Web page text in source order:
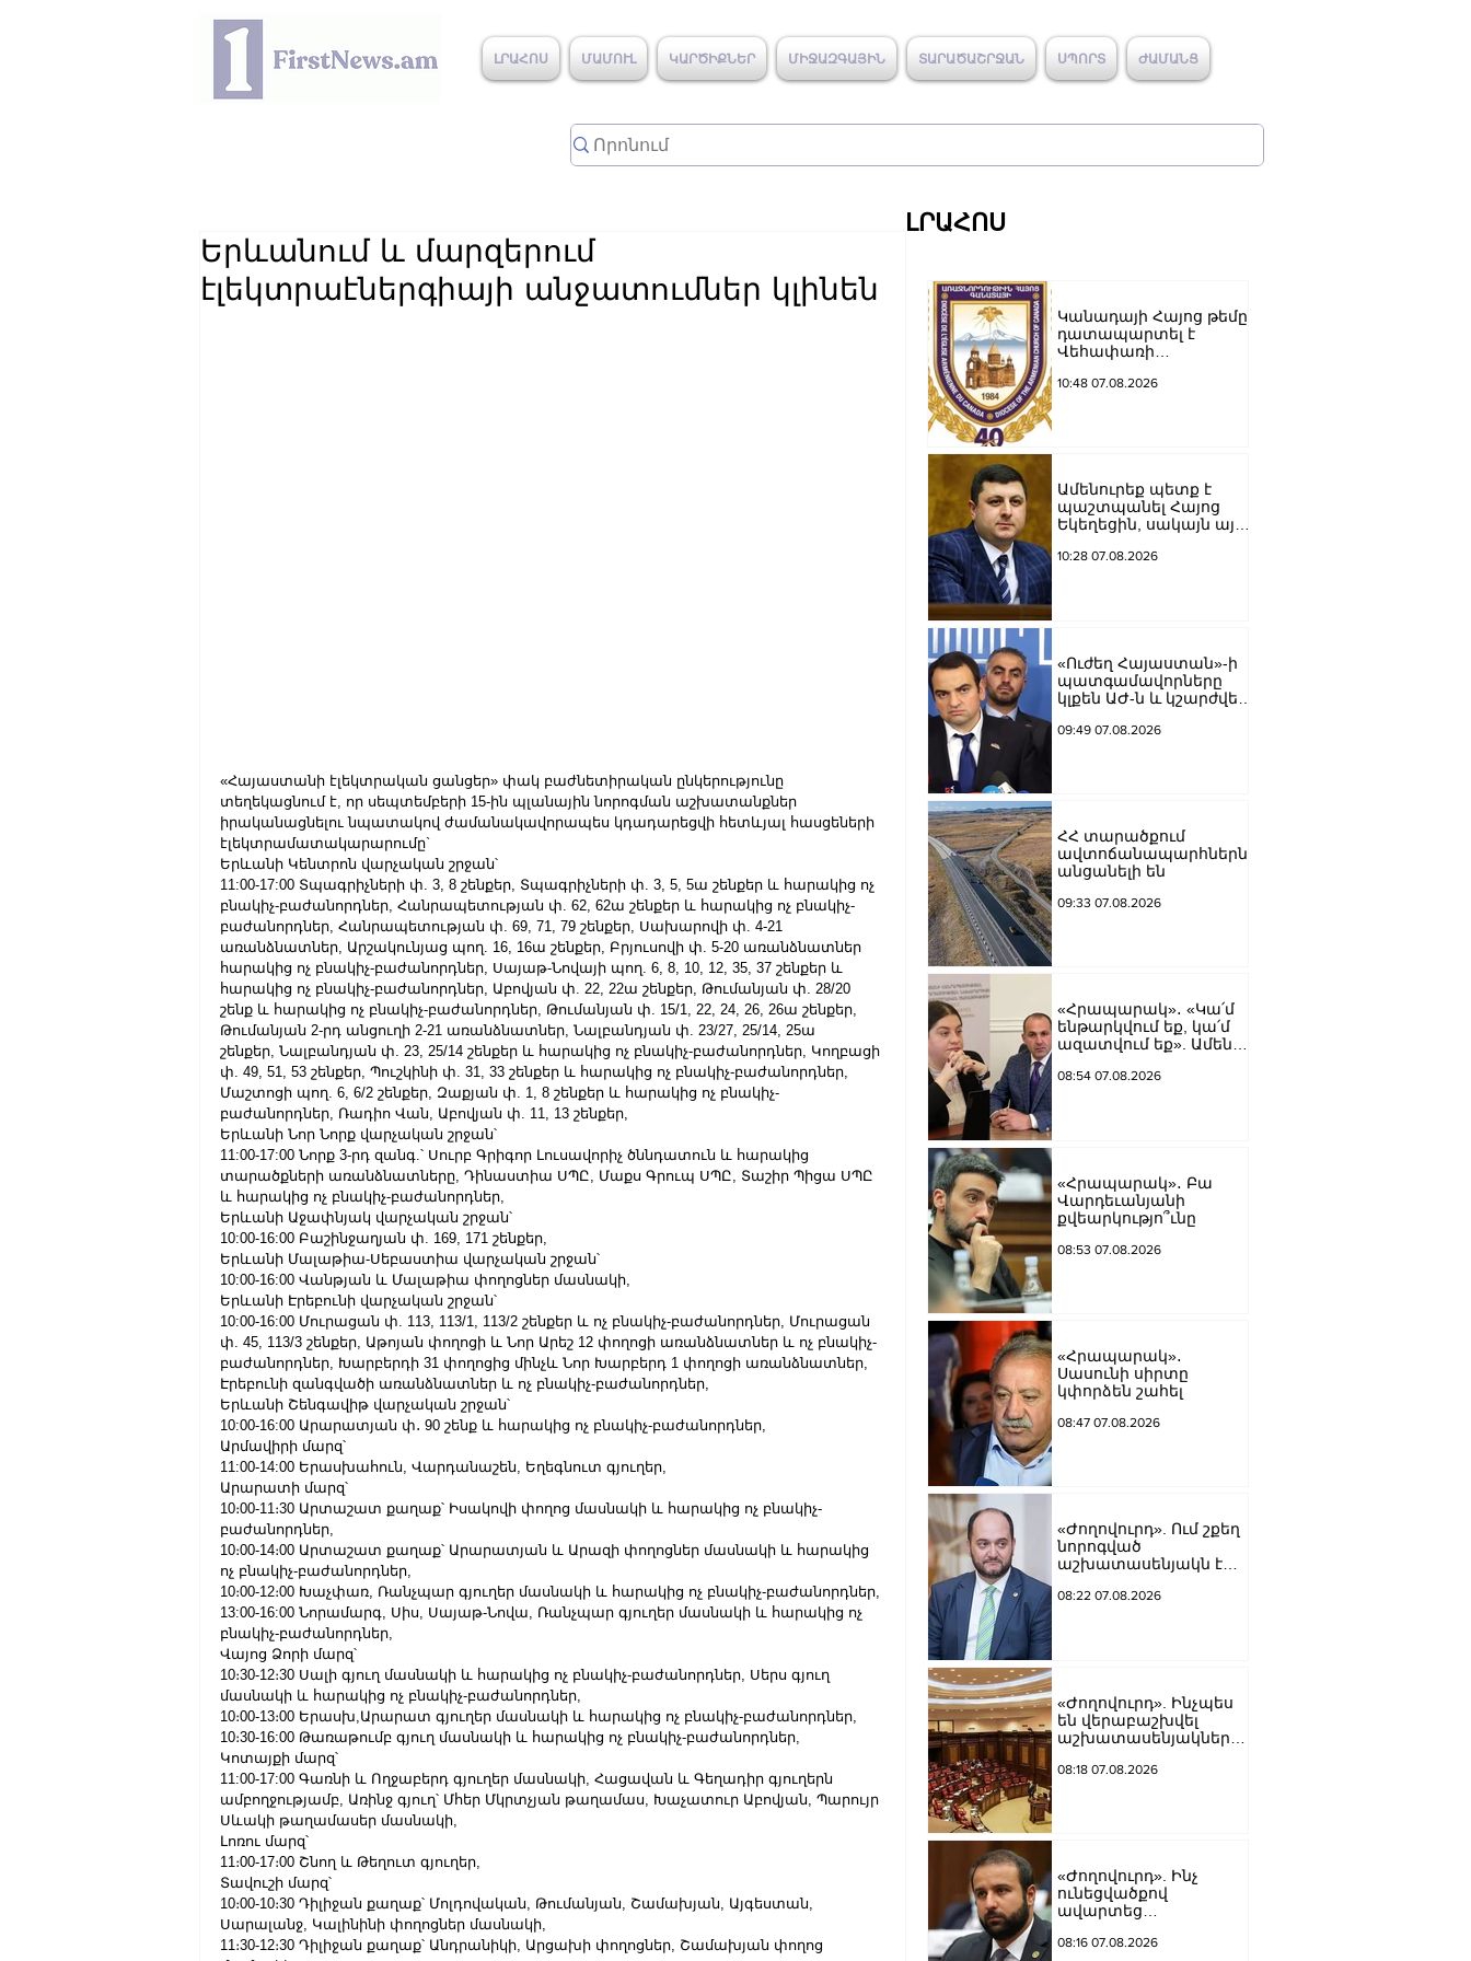
ԼՐԱՀՈՍ ՄԱՄՈՒԼ ԿԱՐԾԻՔՆԵՐ ՄԻՋԱԶԳԱՅԻՆ ՏԱՐԱԾԱՇՐՋԱՆ ՍՊՈՐՏ ԺԱՄԱՆՑ
Երևանում և մարզերում
էլեկտրաէներգիայի անջատումներ կլինեն
«Հայաստանի էլեկտրական ցանցեր» փակ բաժնետիրական ընկերությունը
տեղեկացնում է, որ սեպտեմբերի 15-ին պլանային նորոգման աշխատանքներ
իրականացնելու նպատակով ժամանակավորապես կդադարեցվի հետևյալ հասցեների
էլեկտրամատակարարումը`
Երևանի Կենտրոն վարչական շրջան՝
11:00-17:00 Տպագրիչների փ. 3, 8 շենքեր, Տպագրիչների փ. 3, 5, 5ա շենքեր և հարակից ոչ
բնակիչ-բաժանորդներ, Հանրապետության փ. 62, 62ա շենքեր և հարակից ոչ բնակիչ-
բաժանորդներ, Հանրապետության փ. 69, 71, 79 շենքեր, Սախարովի փ. 4-21
առանձնատներ, Արշակունյաց պող. 16, 16ա շենքեր, Բրյուսովի փ. 5-20 առանձնատներ
հարակից ոչ բնակիչ-բաժանորդներ, Սայաթ-Նովայի պող. 6, 8, 10, 12, 35, 37 շենքեր և
հարակից ոչ բնակիչ-բաժանորդներ, Աբովյան փ. 22, 22ա շենքեր, Թումանյան փ. 28/20
շենք և հարակից ոչ բնակիչ-բաժանորդներ, Թումանյան փ. 15/1, 22, 24, 26, 26ա շենքեր,
Թումանյան 2-րդ անցուղի 2-21 առանձնատներ, Նալբանդյան փ. 23/27, 25/14, 25ա
շենքեր, Նալբանդյան փ. 23, 25/14 շենքեր և հարակից ոչ բնակիչ-բաժանորդներ, Կողբացի
փ. 49, 51, 53 շենքեր, Պուշկինի փ. 31, 33 շենքեր և հարակից ոչ բնակիչ-բաժանորդներ,
Մաշտոցի պող. 6, 6/2 շենքեր, Զաքյան փ. 1, 8 շենքեր և հարակից ոչ բնակիչ-
բաժանորդներ, Ռադիո Վան, Աբովյան փ. 11, 13 շենքեր,
Երևանի Նոր Նորք վարչական շրջան՝
11:00-17:00 Նորք 3-րդ զանգ.՝ Սուրբ Գրիգոր Լուսավորիչ ծննդատուն և հարակից
տարածքների առանձնատները, Դինաստիա ՍՊԸ, Մաքս Գրուպ ՍՊԸ, Տաշիր Պիցա ՍՊԸ
և հարակից ոչ բնակիչ-բաժանորդներ,
Երևանի Աջափնյակ վարչական շրջան՝
10:00-16:00 Բաշինջաղյան փ. 169, 171 շենքեր,
Երևանի Մալաթիա-Սեբաստիա վարչական շրջան՝
10:00-16:00 Վանթյան և Մալաթիա փողոցներ մասնակի,
Երևանի Էրեբունի վարչական շրջան՝
10:00-16:00 Մուրացան փ. 113, 113/1, 113/2 շենքեր և ոչ բնակիչ-բաժանորդներ, Մուրացան
փ. 45, 113/3 շենքեր, Աթոյան փողոցի և Նոր Արեշ 12 փողոցի առանձնատներ և ոչ բնակիչ-
բաժանորդներ, Խարբերդի 31 փողոցից մինչև Նոր Խարբերդ 1 փողոցի առանձնատներ,
Էրեբունի զանգվածի առանձնատներ և ոչ բնակիչ-բաժանորդներ,
Երևանի Շենգավիթ վարչական շրջան՝
10:00-16:00 Արարատյան փ․ 90 շենք և հարակից ոչ բնակիչ-բաժանորդներ,
Արմավիրի մարզ՝
11:00-14:00 Երասխահուն, Վարդանաշեն, Եղեգնուտ գյուղեր,
Արարատի մարզ՝
10։00-11։30 Արտաշատ քաղաք՝ Իսակովի փողոց մասնակի և հարակից ոչ բնակիչ-
բաժանորդներ,
10։00-14։00 Արտաշատ քաղաք՝ Արարատյան և Արազի փողոցներ մասնակի և հարակից
ոչ բնակիչ-բաժանորդներ,
10։00-12։00 Խաչփառ, Ռանչպար գյուղեր մասնակի և հարակից ոչ բնակիչ-բաժանորդներ,
13:00-16:00 Նորամարգ, Սիս, Սայաթ-Նովա, Ռանչպար գյուղեր մասնակի և հարակից ոչ
բնակիչ-բաժանորդներ,
Վայոց Ձորի մարզ՝
10։30-12։30 Սալի գյուղ մասնակի և հարակից ոչ բնակիչ-բաժանորդներ, Սերս գյուղ
մասնակի և հարակից ոչ բնակիչ-բաժանորդներ,
10։00-13։00 Երասխ,Արարատ գյուղեր մասնակի և հարակից ոչ բնակիչ-բաժանորդներ,
10։30-16:00 Թառաթումբ գյուղ մասնակի և հարակից ոչ բնակիչ-բաժանորդներ,
Կոտայքի մարզ՝
11:00-17:00 Գառնի և Ողջաբերդ գյուղեր մասնակի, Հացավան և Գեղադիր գյուղերն
ամբողջությամբ, Առինջ գյուղ՝ Մհեր Մկրտչյան թաղամաս, Խաչատուր Աբովյան, Պարույր
Սևակի թաղամասեր մասնակի,
Լոռու մարզ՝
11։00-17։00 Շնող և Թեղուտ գյուղեր,
Տավուշի մարզ՝
10։00-10։30 Դիլիջան քաղաք՝ Մոլդովական, Թումանյան, Շամախյան, Այգեստան,
Սարալանջ, Կալինինի փողոցներ մասնակի,
11։30-12։30 Դիլիջան քաղաք՝ Անդրանիկի, Արցախի փողոցներ, Շամախյան փողոց
ԼՐԱՀՈՍ
Կանադայի Հայոց թեմը
դատապարտել է
Վեհափառի
հետապնդումը
10:48 07.08.2026
Ամենուրեք պետք է
պաշտպանել Հայոց
Եկեղեցին, սակայն այս
հանդարտվելու և
10:28 07.08.2026
«Ուժեղ Հայաստան»-ի
պատգամավորները
կլքեն ԱԺ-ն և կշարժվեն
09:49 07.08.2026
ՀՀ տարածքում
ավտոճանապարհներն
անցանելի են
09:33 07.08.2026
«Հրապարակ»․ «Կա՛մ
ենթարկվում եք, կա՛մ
ազատվում եք». Ամեն
«ցար ի բոգ է» իրեն
08:54 07.08.2026
«Հրապարակ»․ Բա
Վարդեւանյանի
քվեարկությո՞ւնը
08:53 07.08.2026
«Հրապարակ»․
Սասունի սիրտը
կփորձեն շահել
08:47 07.08.2026
«Ժողովուրդ». Ում շքեղ
նորոգված
աշխատասենյակն է
Հարությունյանին
08:22 07.08.2026
«Ժողովուրդ». Ինչպես
են վերաբաշխվել
աշխատասենյակները
08:18 07.08.2026
«Ժողովուրդ». Ինչ
ունեցվածքով
ավարտեց
գործունեությունը Հայկ
08:16 07.08.2026